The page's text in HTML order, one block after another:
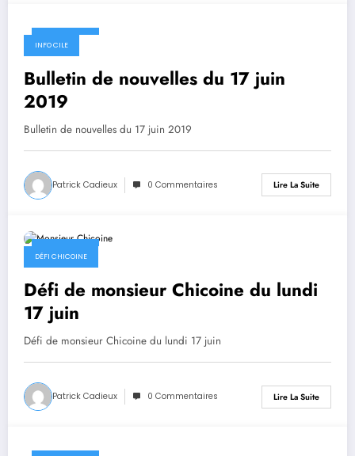
INFO CILE
Bulletin de nouvelles du 17 juin
2019
Bulletin de nouvelles du 17 juin 2019
Patrick Cadieux 0 Commentaires Lire La Suite
17 juin 2019
DÉFI CHICOINE
Défi de monsieur Chicoine du lundi
17 juin
Défi de monsieur Chicoine du lundi 17 juin
Patrick Cadieux 0 Commentaires Lire La Suite